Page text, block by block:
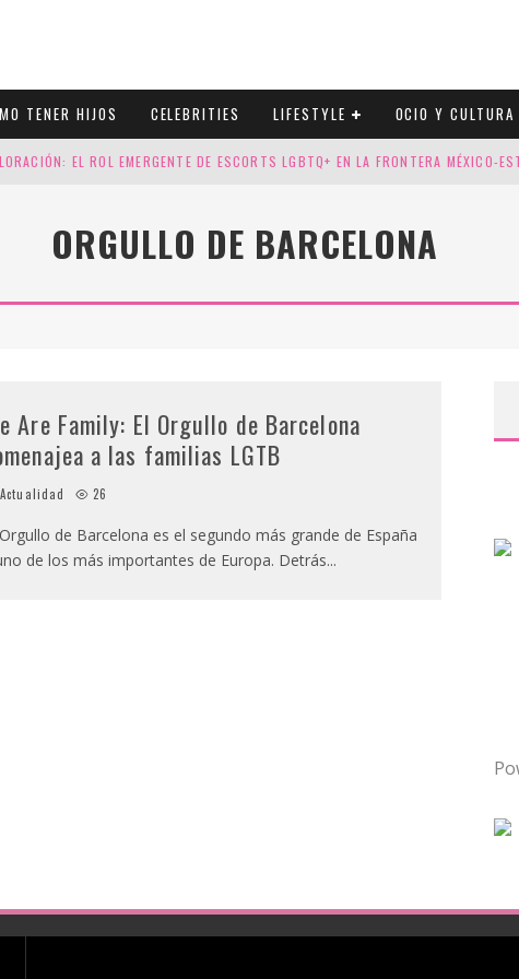
TENER HIJOS CELEBRITIES LIFESTYLE OCIO Y CULTURA
EL ROL EMERGENTE DE ESCORTS LGBTQ+ EN LA FRONTERA MÉXICO-
CUATRO SELLOS QUE HONRAN LA HISTORIA LGTB
ORGULLO DE BARCELONA
Are Family: El Orgullo de Barcelona
a las familias LGTB
Actualidad 26
de Barcelona es el segundo más grande de España
de los más importantes de Europa. Detrás...